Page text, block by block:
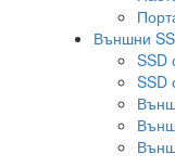
Външни
SSD
SSD